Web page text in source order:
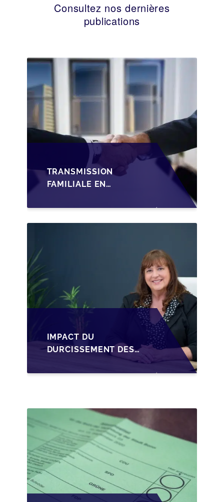
Consultez nos dernières
publications
TRANSMISSION
FAMILIALE EN
STRUCTURER LA
CESSION DES PARTS
IMPACT DU
DURCISSEMENT DES
CRÉDIT SUR LA